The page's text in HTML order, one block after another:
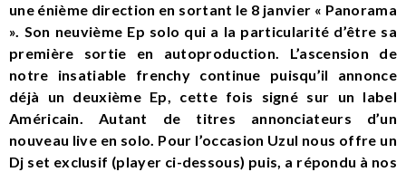
une énième direction en sortant le 8 janvier « Panorama
». Son neuvième Ep solo qui a la particularité d’être sa
première sortie en autoproduction. L’ascension de
notre insatiable frenchy continue puisqu’il annonce
déjà un deuxième Ep, cette fois signé sur un label
Américain. Autant de titres annonciateurs d’un
nouveau live en solo. Pour l’occasion Uzul nous offre un
Dj set exclusif (player ci-dessous) puis, a répondu à nos